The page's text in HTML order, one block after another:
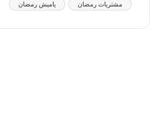
مشتريات رمضان ياميش رمضان